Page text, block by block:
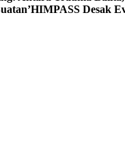
HIMPASS Desak